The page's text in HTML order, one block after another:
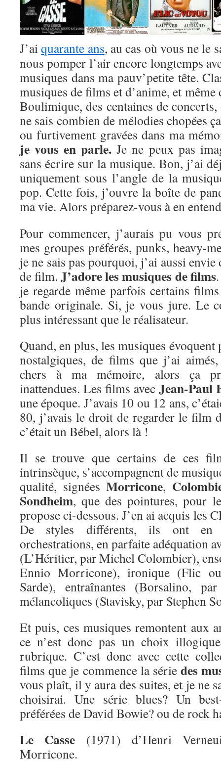
J’aiquarante ans, au cas où vous ne le
nous pomper l’air encore longtemps
musiques dans ma pauv’petite tête.
musiques de films et d’anime, et
Boulimique, des centaines de
ne sais combien de mélodies chopées
ou furtivement gravées dans ma
je vous en parle. Je ne peux pas
sans écrire sur la musique. Bon, j’ai
uniquement sous l’angle de la
pop. Cette fois, j’ouvre la boîte de
ma vie. Alors préparez-vous à en
Pour commencer, j’aurais pu vous
mes groupes préférés, punks, heavy-
je ne sais pas pourquoi, j’ai aussi
de film.J’adore les musiques de films
je regarde même parfois certains
bande originale. Si, je vous jure. Le
plus intéressant que le réalisateur.
Quand, en plus, les musiques
nostalgiques, de films que j’ai
chers à ma mémoire, alors ça
inattendues. Les films avec Jean-Paul
une époque. J’avais 10 ou 12 ans,
80, j’avais le droit de regarder le film
c’était un Bébel, alors là !
Il se trouve que certains de ces
intrinsèque, s’accompagnent de
qualité, signées Morricone,
Sondheim, que des pointures, pour
propose ci-dessous. J’en ai acquis les
De styles différents, ils ont en
orchestrations, en parfaite adéquation
(L’Héritier, par Michel Colombier),
Ennio Morricone), ironique (Flic
Sarde), entraînantes (Borsalino,
mélancoliques (Stavisky, par Stephen
Et puis, ces musiques remontent aux
ce n’est donc pas un choix
rubrique. C’est donc avec cette
films que je commence la série des
vous plaît, il y aura des suites, et je ne
choisirai. Une série blues? Un
préférées de David Bowie? ou de rock
Le Casse (1971) d’Henri
Morricone.